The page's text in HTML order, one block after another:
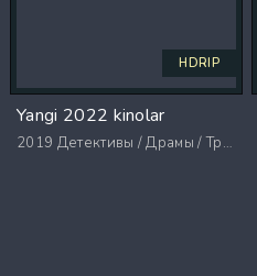
HDRIP
Yangi 2022 kinolar
2019 Детективы / Драмы / Триллеры / Ужасы